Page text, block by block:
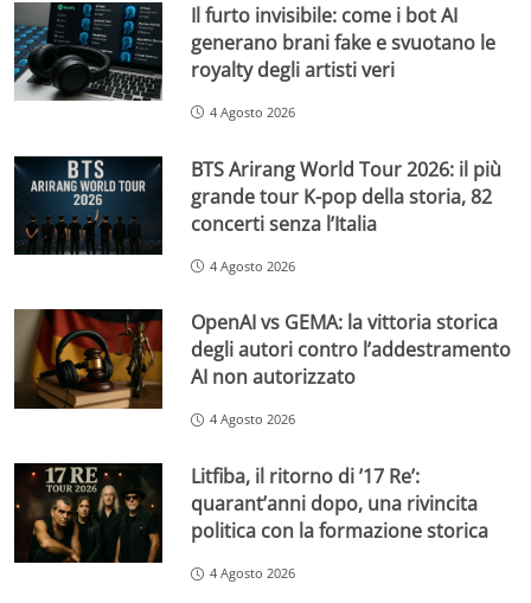
Il furto invisibile: come i bot AI
generano brani fake e svuotano le
royalty degli artisti veri
4 Agosto 2026
BTS Arirang World Tour 2026: il più
grande tour K-pop della storia, 82
concerti senza l’Italia
4 Agosto 2026
OpenAI vs GEMA: la vittoria storica
degli autori contro l’addestramento
AI non autorizzato
4 Agosto 2026
Litfiba, il ritorno di ’17 Re’:
quarant’anni dopo, una rivincita
politica con la formazione storica
4 Agosto 2026